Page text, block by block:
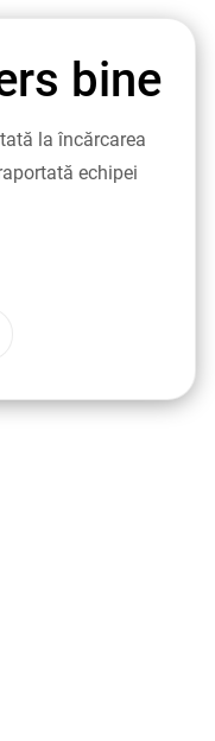
bine
la încărcarea
echipei